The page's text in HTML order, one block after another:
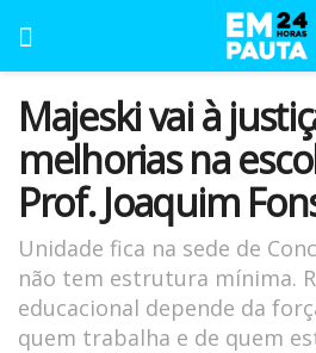
Majeski vai à
melhorias na
Prof. Joaquim
Unidade fica na sede de
não tem estrutura mínima.
educacional depende da
quem trabalha e de quem